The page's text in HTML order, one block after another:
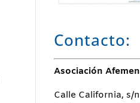
Contacto:
Asociación Afemen
Calle California, s/n